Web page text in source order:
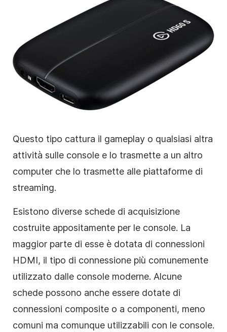
Questo tipo cattura il gameplay o qualsiasi altra
attività sulle console e lo trasmette a un altro
computer che lo trasmette alle piattaforme di
streaming.
Esistono diverse schede di acquisizione
costruite appositamente per le console. La
maggior parte di esse è dotata di connessioni
HDMI, il tipo di connessione più comunemente
utilizzato dalle console moderne. Alcune
schede possono anche essere dotate di
connessioni composite o a componenti, meno
comuni ma comunque utilizzabili con le console.